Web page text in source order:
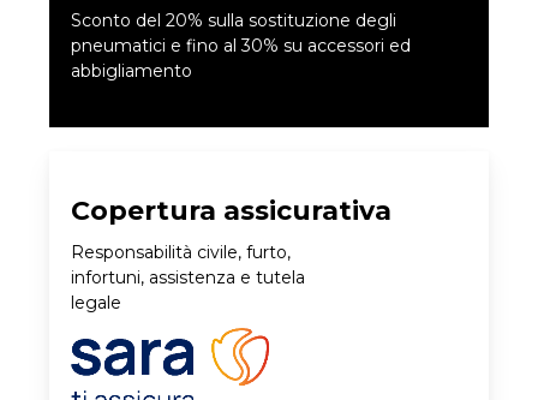
Sconto del 20% sulla sostituzione degli
pneumatici e fino al 30% su accessori ed
abbigliamento
Copertura assicurativa
Responsabilità civile, furto,
infortuni, assistenza e tutela
legale